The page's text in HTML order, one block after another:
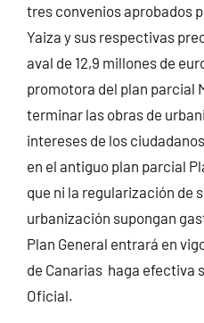
tres convenios aprobados
Yaiza y sus respectivas
aval de 12,9 millones de
promotora del plan parcial
terminar las obras de
intereses de los
en el antiguo plan parcial
que ni la regularización de
urbanización supongan
Plan General entrará en
de Canarias haga efectiva
Oficial.